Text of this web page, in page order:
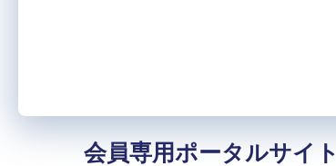
会員専用ポータルサイト